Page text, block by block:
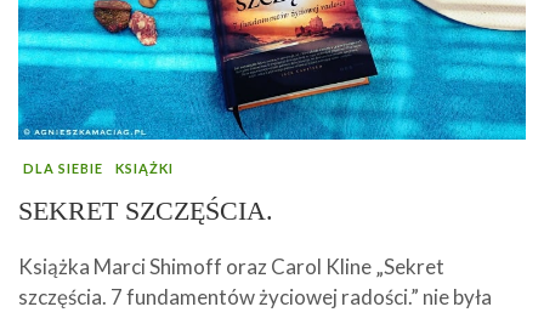
DLA SIEBIE KSIĄŻKI
SEKRET SZCZĘŚCIA.
Książka Marci Shimoff oraz Carol Kline „Sekret
szczęścia. 7 fundamentów życiowej radości.” nie była